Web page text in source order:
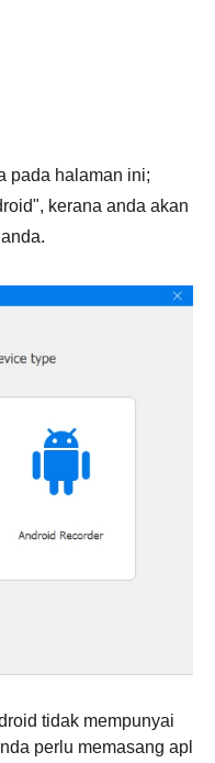
pada halaman ini;
kerana anda akan
tidak mempunyai
perlu memasang apl